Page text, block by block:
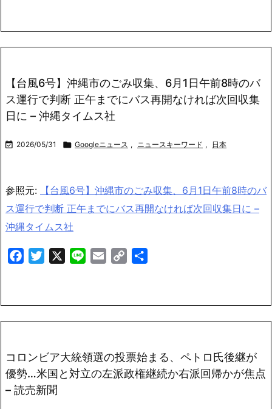
【台風6号】沖縄市のごみ収集、6月1日午前8時のバ
ス運行で判断 正午までにバス再開なければ次回収集
日に – 沖縄タイムス社
 2026/05/31  Googleニュース , ニュースキーワード , 日本
参照元:
【台風6号】沖縄市のごみ収集、6月1日午前8時のバ
ス運行で判断 正午までにバス再開なければ次回収集日に –
沖縄タイムス社
FacebookTwitter Line Email
Copy
コロンビア大統領選の投票始まる、ペトロ氏後継が
優勢…米国と対立の左派政権継続か右派回帰かが焦点
– 読売新聞